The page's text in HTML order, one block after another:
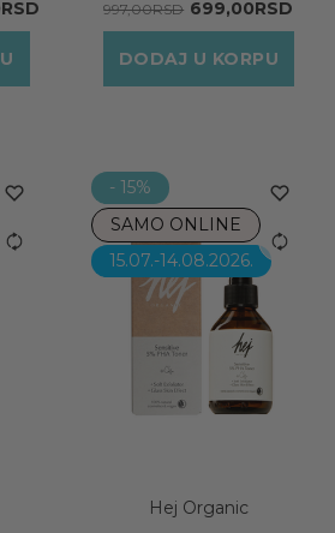
997,00RSD 699,00RSD
DODAJ U KORPU
- 15%
SAMO ONLINE
15.07.-14.08.2026.
Hej Organic